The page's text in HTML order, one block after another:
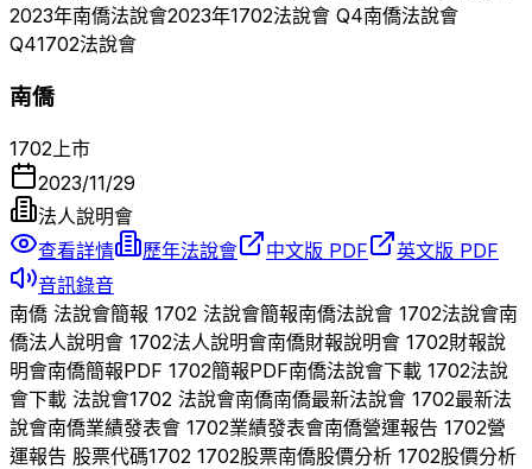
2023年南僑法說會2023年1702法說會 Q4南僑法說會
Q41702法說會
南僑
1702 上市
2023/11/29
法人說明會
查看詳情
歷年法說會 中文版 PDF
英文版 PDF
音訊錄音
南僑 法說會簡報 1702 法說會簡報南僑法說會 1702法說會南
僑法人說明會 1702法人說明會南僑財報說明會 1702財報說
明會南僑簡報PDF 1702簡報PDF南僑法說會下載 1702法說
會下載 法說會1702 法說會南僑南僑最新法說會 1702最新法
說會南僑業績發表會 1702業績發表會南僑營運報告 1702營
運報告 股票代碼1702 1702股票南僑股價分析 1702股價分析